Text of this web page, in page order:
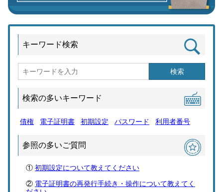
キーワード検索
検索
検索の多いキーワード
債権 電子証明書 初期設定 パスワード 利用者番号
参照の多いご質問
初期設定について教えてください
電子証明書の再発行手続き・操作について教えてく